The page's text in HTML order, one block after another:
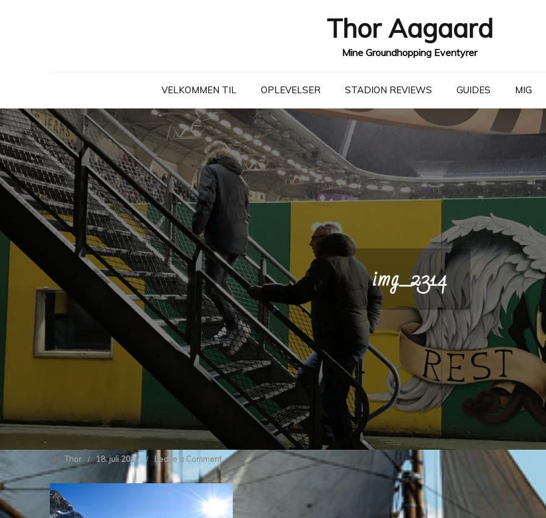
Thor Aagaard
Mine Groundhopping Eventyrer
VELKOMMEN TIL OPLEVELSER STADION REVIEWS GUIDES MIG
img_2314
By Thor 18. juli 2017 Leave a Commenton
img_2314